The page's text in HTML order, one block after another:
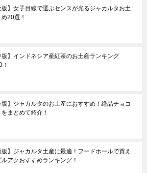
版】女子目線で選ぶセンスが光るジャカルタお土
20選！
版】インドネシア産紅茶のお土産ランキング
版】ジャカルタのお土産におすすめ！絶品チョコ
まとめて紹介！
版】ジャカルタ土産に最適！フードホールで買え
ルアクおすすめランキング！